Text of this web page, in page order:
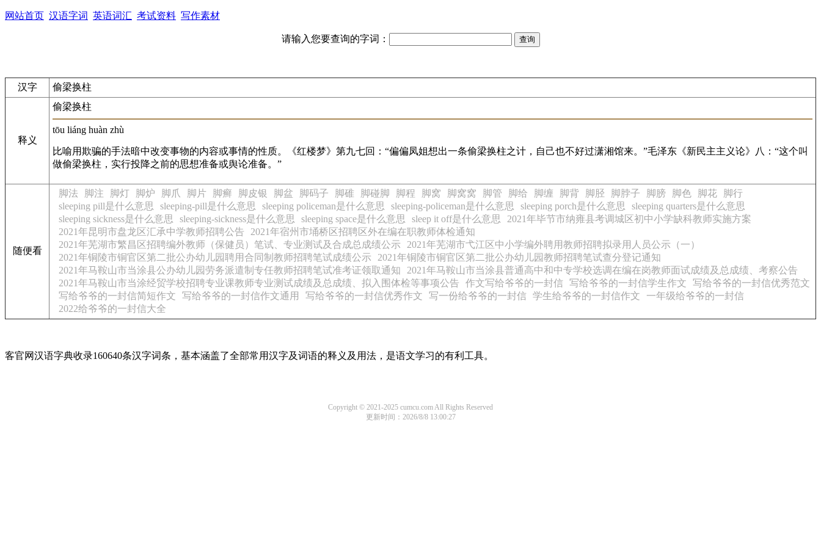
网站首页 汉语字词 英语词汇 考试资料 写作素材
请输入您要查询的字词：
汉字 偷梁换柱
释义
偷梁换柱
tōu liáng huàn zhù
比喻用欺骗的手法暗中改变事物的内容或事情的性质。《红楼梦》第九七回：“偏偏凤姐想出一条偷梁换柱之计，自己也不好过潇湘馆来。”毛泽东《新民主主义论》八：“这个叫
做偷梁换柱，实行投降之前的思想准备或舆论准备。”
随便看
脚法 脚注 脚灯 脚炉 脚爪 脚片 脚癣 脚皮银 脚盆 脚码子 脚碓 脚碰脚 脚程 脚窝 脚窝窝 脚管 脚给 脚缠 脚背 脚胫 脚脖子 脚膀 脚色 脚花
脚行
sleeping pill是什么意思
sleeping-pill是什么意思 sleeping policeman是什么意思 sleeping-policeman是什么意思 sleeping porch是什么意思
sleeping quarters是什么意思
sleeping sickness是什么意思
sleeping-sickness是什么意思 sleeping space是什么意思 sleep it off是什么意思
2021年毕节市纳雍县考调城区初中小学缺科教师实施方案
2021年昆明市盘龙区汇承中学教师招聘公告
2021年宿州市埇桥区招聘区外在编在职教师体检通知
2021年芜湖市繁昌区招聘编外教师（保健员）笔试、专业测试及合成总成绩公示
2021年芜湖市弋江区中小学编外聘用教师招聘拟录用人员公示（一）
2021年铜陵市铜官区第二批公办幼儿园聘用合同制教师招聘笔试成绩公示
2021年铜陵市铜官区第二批公办幼儿园教师招聘笔试查分登记通知
2021年马鞍山市当涂县公办幼儿园劳务派遣制专任教师招聘笔试准考证领取通知
2021年马鞍山市当涂县普通高中和中专学校选调在编在岗教师面试成绩及总成绩、考察公告
2021年马鞍山市当涂经贸学校招聘专业课教师专业测试成绩及总成绩、拟入围体检等事项公告
作文写给爷爷的一封信 写给爷爷的一封信学生作文
写给爷爷的一封信优秀范文
写给爷爷的一封信简短作文
写给爷爷的一封信作文通用 写给爷爷的一封信优秀作文 写一份给爷爷的一封信 学生给爷爷的一封信作文
一年级给爷爷的一封信
2022给爷爷的一封信大全
客官网汉语字典收录160640条汉字词条，基本涵盖了全部常用汉字及词语的释义及用法，是语文学习的有利工具。
Copyright © 2021-2025 cumcu.com All Rights Reserved
更新时间：2026/8/8 13:00:27